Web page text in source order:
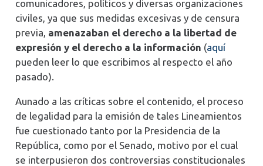
comunicadores, políticos y diversas organizaciones
civiles, ya que sus medidas excesivas y de censura
previa, amenazaban el derecho a la libertad de
expresión y el derecho a la información (aquí
pueden leer lo que escribimos al respecto el año
pasado).
Aunado a las críticas sobre el contenido, el proceso
de legalidad para la emisión de tales Lineamientos
fue cuestionado tanto por la Presidencia de la
República, como por el Senado, motivo por el cual
se interpusieron dos controversias constitucionales